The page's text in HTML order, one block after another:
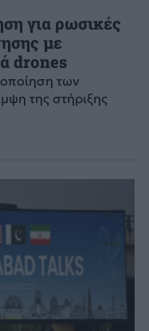
για ρωσικές
με
drones
των
της στήριξης